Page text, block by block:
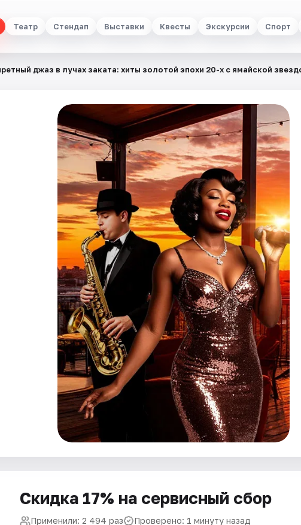
Театр Стендап Выставки Квесты Экскурсии Спорт
джаз в лучах заката: хиты золотой эпохи 20-х с ямайской
Скидка 17% на сервисный сбор
Применили: 2 494 раз Проверено: 1 минуту назад